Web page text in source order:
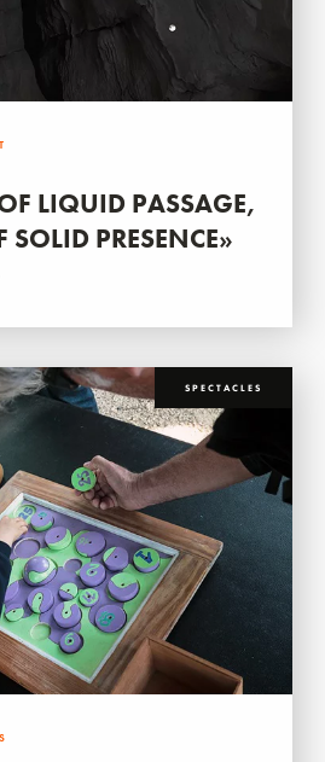
LIQUID PASSAGE,
SOLID PRESENCE»
SPECTACLES